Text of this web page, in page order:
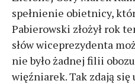
spełnienie obietnicy,
Pabierowski złożył rok
słów wiceprezydenta
nie było żadnej filii
więźniarek. Tak zdają się